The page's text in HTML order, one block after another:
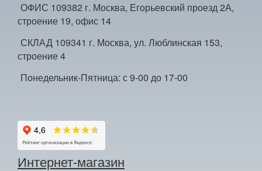
ОФИС 109382 г. Москва, Егорьевский проезд 2А,
строение 19, офис 14
СКЛАД 109341 г. Москва, ул. Люблинская 153,
строение 4
Понедельник-Пятница: с 9-00 до 17-00
Интернет-магазин